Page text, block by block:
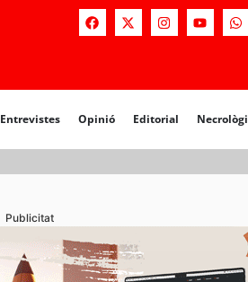
Entrevistes Opinió Editorial
Opinió Editorial Necrològiques
Publicitat